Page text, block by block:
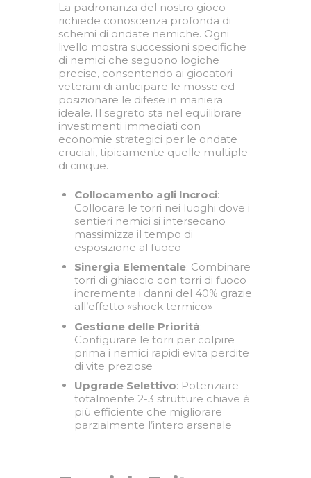
La padronanza del nostro gioco
richiede conoscenza profonda di
schemi di ondate nemiche. Ogni
livello mostra successioni specifiche
di nemici che seguono logiche
precise, consentendo ai giocatori
veterani di anticipare le mosse ed
posizionare le difese in maniera
ideale. Il segreto sta nel equilibrare
investimenti immediati con
economie strategici per le ondate
cruciali, tipicamente quelle multiple
di cinque.
Collocamento agli Incroci:
Collocare le torri nei luoghi dove i
sentieri nemici si intersecano
massimizza il tempo di
esposizione al fuoco
Sinergia Elementale: Combinare
torri di ghiaccio con torri di fuoco
incrementa i danni del 40% grazie
all’effetto «shock termico»
Gestione delle Priorità:
Configurare le torri per colpire
prima i nemici rapidi evita perdite
di vite preziose
Upgrade Selettivo: Potenziare
totalmente 2-3 strutture chiave è
più efficiente che migliorare
parzialmente l’intero arsenale